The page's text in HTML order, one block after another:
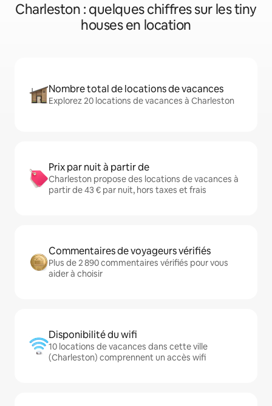
Charleston : quelques chiffres sur les tiny
houses en location
Nombre total de locations de vacances
Explorez 20 locations de vacances à Charleston
Prix par nuit à partir de
Charleston propose des locations de vacances à
partir de 43 € par nuit, hors taxes et frais
Commentaires de voyageurs vérifiés
Plus de 2 890 commentaires vérifiés pour vous
aider à choisir
Disponibilité du wifi
10 locations de vacances dans cette ville
(Charleston) comprennent un accès wifi